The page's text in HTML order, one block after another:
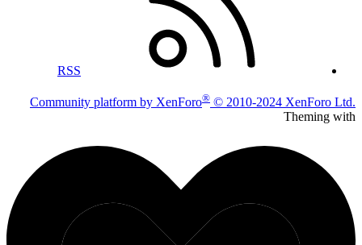
RSS
Community platform by XenForo® © 2010-2024 XenForo Ltd.
Theming with